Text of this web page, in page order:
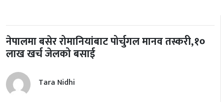
नेपालमा बसेर रोमानियांबाट पोर्चुगल मानव तस्करी,१०
लाख खर्च जेलको बसाई
Tara Nidhi